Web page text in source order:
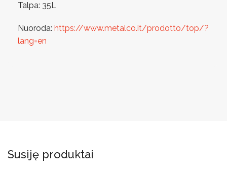
Talpa: 35L
Nuoroda: https://www.metalco.it/prodotto/top/?
lang=en
Susiję produktai